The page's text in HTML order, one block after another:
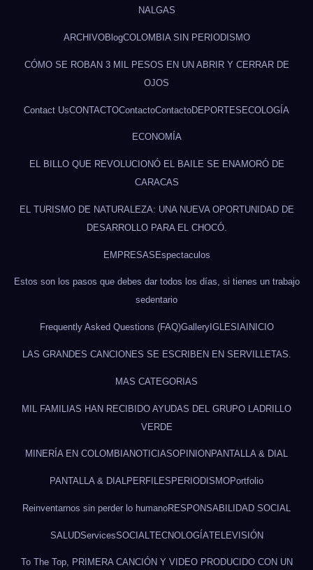
NALGAS
ARCHIVOBlogCOLOMBIA SIN PERIODISMO
CÓMO SE ROBAN 3 MIL PESOS EN UN ABRIR Y CERRAR DE
OJOS
Contact UsCONTACTOContactoContactoDEPORTESECOLOGÍA
ECONOMÍA
EL BILLO QUE REVOLUCIONÓ EL BAILE SE ENAMORÓ DE
CARACAS
EL TURISMO DE NATURALEZA: UNA NUEVA OPORTUNIDAD DE
DESARROLLO PARA EL CHOCÓ.
EMPRESASEspectaculos
Estos son los pasos que debes dar todos los días, si tienes un trabajo
sedentario
Frequently Asked Questions (FAQ)GalleryIGLESIAINICIO
LAS GRANDES CANCIONES SE ESCRIBEN EN SERVILLETAS.
MAS CATEGORIAS
MIL FAMILIAS HAN RECIBIDO AYUDAS DEL GRUPO LADRILLO
VERDE
MINERÍA EN COLOMBIANOTICIASOPINION PANTALLA & DIAL
PANTALLA & DIALPERFILES PERIODISMOPortfolio
Reinventarnos sin perder lo humanoRESPONSABILIDAD SOCIAL
SALUDServicesSOCIAL TECNOLOGÍATELEVISIÓN
To The Top, PRIMERA CANCIÓN Y VIDEO PRODUCIDO CON UN